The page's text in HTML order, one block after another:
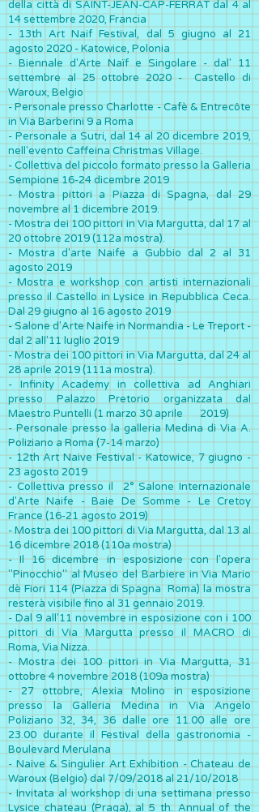
della città di SAINT-JEAN-CAP-FERRAT dal 4 al
14 settembre 2020, Francia
- 13th Art Naif Festival, dal 5 giugno al 21
agosto 2020 - Katowice, Polonia
- Biennale d'Arte Naïf e Singolare - dal' 11
settembre al 25 ottobre 2020 - Castello di
Waroux, Belgio
- Personale presso Charlotte - Cafè & Entrecôte
in Via Barberini 9 a Roma
- Personale a Sutri, dal 14 al 20 dicembre 2019,
nell'evento Caffeina Christmas Village.
- Collettiva del piccolo formato presso la Galleria
Sempione 16-24 dicembre 2019
- Mostra pittori a Piazza di Spagna, dal 29
novembre al 1 dicembre 2019.
- Mostra dei 100 pittori in Via Margutta, dal 17 al
20 ottobre 2019 (112a mostra).
- Mostra d'arte Naife a Gubbio dal 2 al 31
agosto 2019
- Mostra e workshop con artisti internazionali
presso il Castello in Lysice in Repubblica Ceca.
Dal 29 giugno al 16 agosto 2019
- Salone d'Arte Naife in Normandia - Le Treport -
dal 2 all'11 luglio 2019
- Mostra dei 100 pittori in Via Margutta, dal 24 al
28 aprile 2019 (111a mostra).
- Infinity Academy in collettiva ad Anghiari
presso Palazzo Pretorio organizzata dal
Maestro Puntelli (1 marzo 30 aprile
2019)
- Personale presso la galleria Medina di Via A.
Poliziano a Roma (7-14 marzo)
-12th Art Naive Festival - Katowice, 7 giugno -
23 agosto 2019
- Collettiva presso il 2° Salone Internazionale
d'Arte Naife - Baie De Somme - Le Cretoy
France (16-21 agosto 2019)
- Mostra dei 100 pittori di Via Margutta, dal 13 al
16 dicembre 2018 (110a mostra)
- Il 16 dicembre in esposizione con l'opera
"Pinocchio" al Museo del Barbiere in Via Mario
dè Fiori 114 (Piazza di Spagna Roma) la mostra
resterà visibile fino al 31 gennaio 2019.
- Dal 9 all'11 novembre in esposizione con i 100
pittori di Via Margutta presso il MACRO di
Roma, Via Nizza.
-Mostra dei 100 pittori in Via Margutta, 31
ottobre 4 novembre 2018 (109a mostra)
- 27 ottobre, Alexia Molino in esposizione
presso la Galleria Medina in Via Angelo
Poliziano 32, 34, 36 dalle ore 11.00 alle ore
23.00 durante il Festival della gastronomia -
Boulevard Merulana
- Naive & Singulier Art Exhibition - Chateau de
Waroux (Belgio) dal 7/09/2018 al 21/10/2018
- Invitata al workshop di una settimana presso
Lysice chateau (Praga), al 5 th. Annual of the